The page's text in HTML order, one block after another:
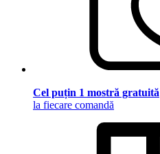
Cel puțin 1 mostră gratuită
la fiecare comandă